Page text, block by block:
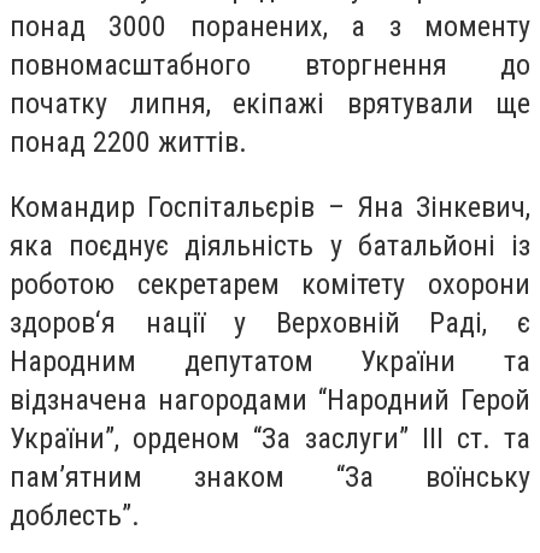
понад 3000 поранених, а з моменту
повномасштабного вторгнення до
початку липня, екіпажі врятували ще
понад 2200 життів.
Командир Госпітальєрів – Яна Зінкевич,
яка поєднує діяльність у батальйоні із
роботою секретарем комітету охорони
здоров‘я нації у Верховній Раді, є
Народним депутатом України та
відзначена нагородами “Народний Герой
України”, орденом “За заслуги” III ст. та
памʼятним знаком “За воїнську
доблесть”.